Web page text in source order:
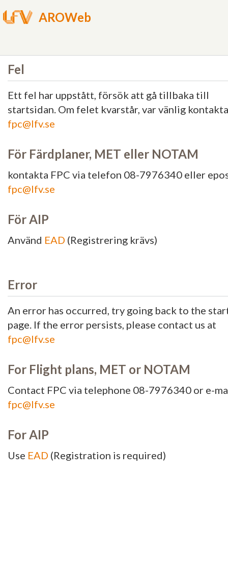
AROWeb
Fel
Ett fel har uppstått, försök att gå tillbaka till
startsidan. Om felet kvarstår, var vänlig kontakta
fpc@lfv.se
För Färdplaner, MET eller NOTAM
kontakta FPC via telefon 08-7976340 eller
fpc@lfv.se
För AIP
Använd EAD (Registrering krävs)
Error
An error has occurred, try going back to the
page. If the error persists, please contact us at
fpc@lfv.se
For Flight plans, MET or NOTAM
Contact FPC via telephone 08-7976340 or e-
fpc@lfv.se
For AIP
Use EAD (Registration is required)